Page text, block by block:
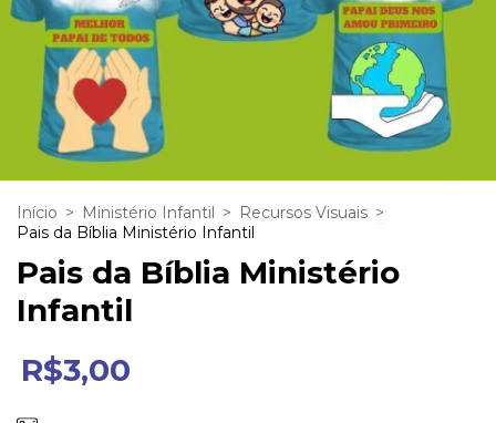
Início > Ministério Infantil > Recursos Visuais >
Pais da Bíblia Ministério Infantil
Pais da Bíblia Ministério
Infantil
R$3,00